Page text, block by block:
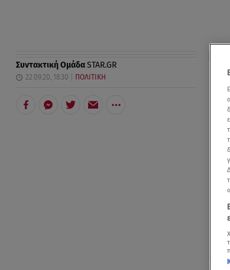
Συντακτική ΟμάδαSTAR.GR
22.09.20, 18:30 ΠΟΛΙΤΙΚΗ